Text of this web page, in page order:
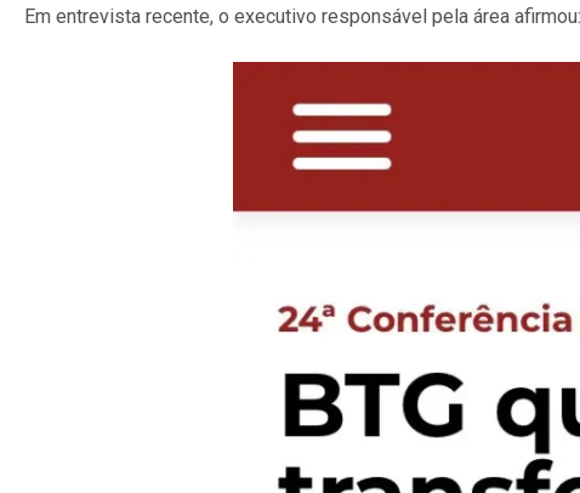
Em entrevista recente, o executivo responsável pela área